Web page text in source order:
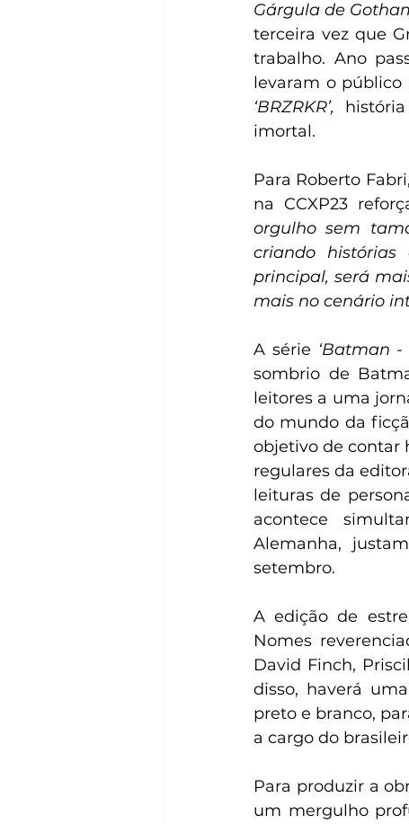
Gárgula de
trabalho. Ano
‘BRZRKR’,
imortal.
Para Roberto
na CCXP23
orgulho sem
criando
principal, será
mais no cenário
A série ‘Batman
sombrio de
leitores a uma
do mundo da
objetivo de contar
regulares da
leituras de
acontece
Alemanha,
setembro.
A edição de
Nomes
David Finch,
disso, haverá
preto e branco,
a cargo do
Para produzir a
um mergulho